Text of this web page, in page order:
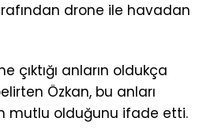
drone ile havadan
çıktığı anların oldukça
Özkan, bu anları
mutlu olduğunu ifade etti.